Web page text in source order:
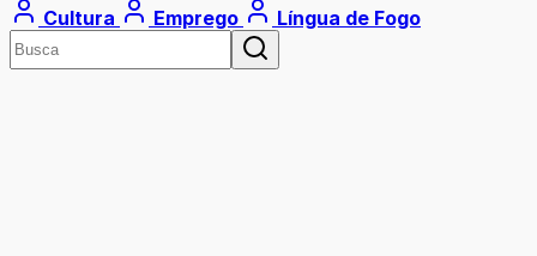
Cultura
Emprego Língua de Fogo